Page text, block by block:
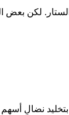
لكن
بتخليد نضالٍ